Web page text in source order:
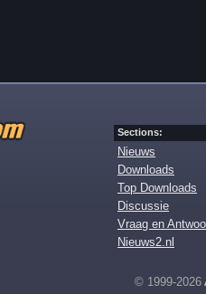
Sections:
Nieuws
Downloads
Top Downloads
Discussie
Vraag en
Nieuws2.nl
© 1999-2026